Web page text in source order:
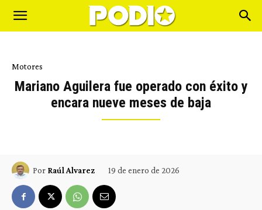
Motores
Mariano Aguilera fue operado con éxito y
encara nueve meses de baja
Por Raúl Alvarez 19 de enero de 2026